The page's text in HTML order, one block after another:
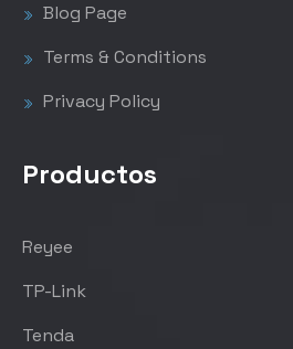
Blog Page
Terms & Conditions
Privacy Policy
Productos
Reyee
TP-Link
Tenda